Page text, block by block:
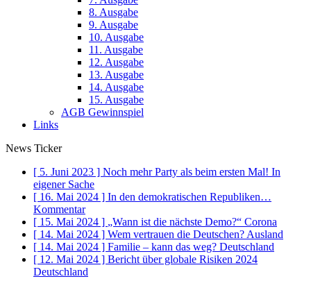
8. Ausgabe
9. Ausgabe
10. Ausgabe
11. Ausgabe
12. Ausgabe
13. Ausgabe
14. Ausgabe
15. Ausgabe
AGB Gewinnspiel
Links
News Ticker
[ 5. Juni 2023 ] Noch mehr Party als beim ersten Mal! In
eigener Sache
[ 16. Mai 2024 ] In den demokratischen Republiken…
Kommentar
[ 15. Mai 2024 ] „Wann ist die nächste Demo?“ Corona
[ 14. Mai 2024 ] Wem vertrauen die Deutschen? Ausland
[ 14. Mai 2024 ] Familie – kann das weg? Deutschland
[ 12. Mai 2024 ] Bericht über globale Risiken 2024
Deutschland